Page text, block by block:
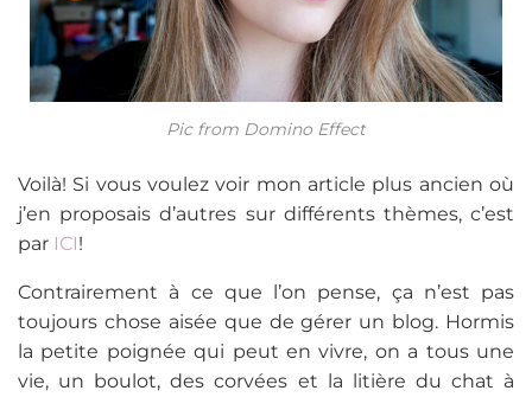
Pic from Domino Effect
Voilà! Si vous voulez voir mon article plus ancien où
j’en proposais d’autres sur différents thèmes, c’est
par ICI!
Contrairement à ce que l’on pense, ça n’est pas
toujours chose aisée que de gérer un blog. Hormis
la petite poignée qui peut en vivre, on a tous une
vie, un boulot, des corvées et la litière du chat à